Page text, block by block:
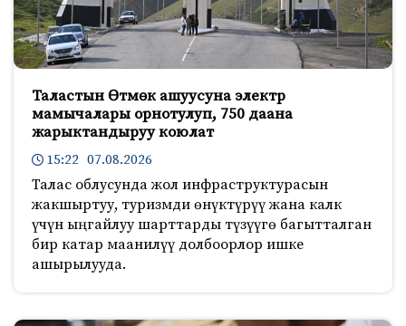
Таластын Өтмөк ашуусуна электр
мамычалары орнотулуп, 750 даана
жарыктандыруу коюлат
15:22 07.08.2026
Талас облусунда жол инфраструктурасын
жакшыртуу, туризмди өнүктүрүү жана калк
үчүн ыңгайлуу шарттарды түзүүгө багытталган
бир катар маанилүү долбоорлор ишке
ашырылууда.